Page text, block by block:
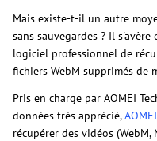
Mais existe-t-il un autre
sans sauvegardes ? Il
logiciel professionnel de
fichiers WebM supprimés de
Pris en charge par AOMEI
données très apprécié,
récupérer des vidéos (WebM,